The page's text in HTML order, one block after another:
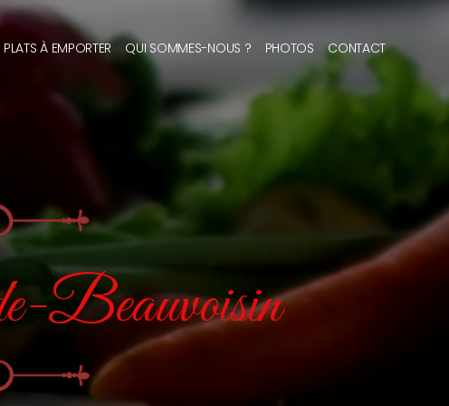
PLATS À EMPORTER QUI SOMMES-NOUS ? PHOTOS CONTACT
Beauvoisin